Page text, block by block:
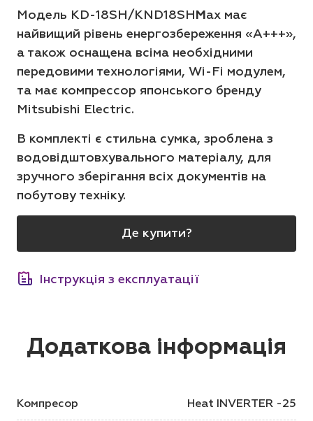
Модель KD-18SH/KND18SH M ax має
найвищий рівень енергозбереження «A+++»,
а також оснащена всіма необхідними
передовими технологіями, Wi-Fi модулем,
та має компрессор японського бренду
Mitsubishi Electric.
В комплекті є стильна сумка, зроблена з
водовідштовхувального матеріалу, для
зручного зберігання всіх документів на
побутову техніку.
Де купити?
Інструкція з експлуатації
Додаткова інформація
Компресор Heat INVERTER -25